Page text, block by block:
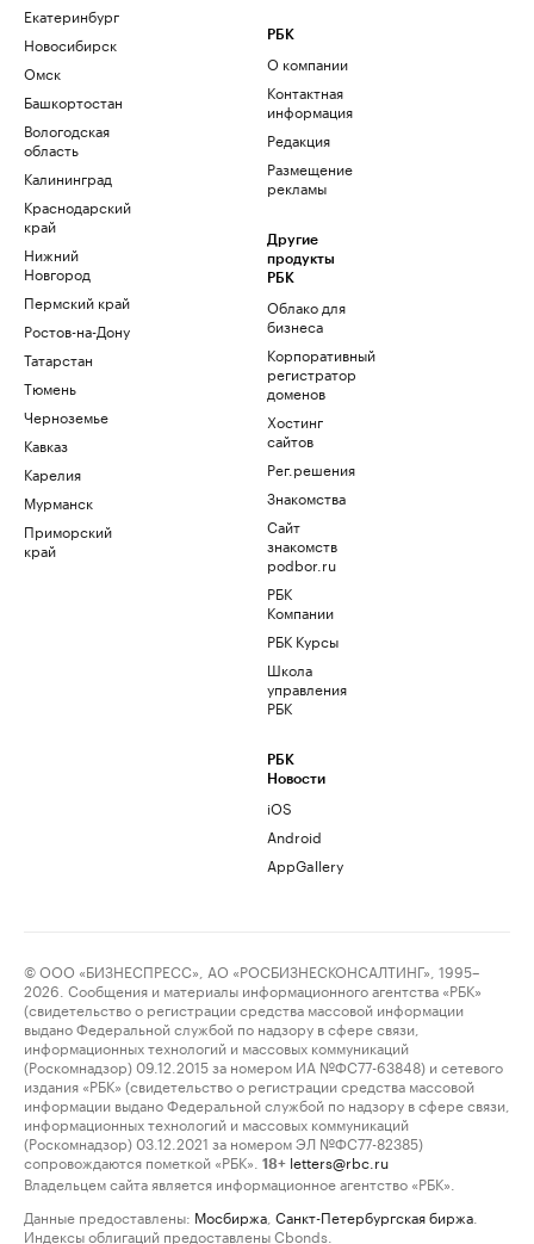
Екатеринбург
Новосибирск
Омск
Башкортостан
Вологодская
область
Калининград
Краснодарский
край
Нижний
Новгород
Пермский край
Ростов-на-Дону
Татарстан
Тюмень
Черноземье
Кавказ
Карелия
Мурманск
Приморский
край
РБК
О компании
Контактная
информация
Редакция
Размещение
рекламы
Другие
продукты
РБК
Облако для
бизнеса
Корпоративный
регистратор
доменов
Хостинг
сайтов
Рег.решения
Знакомства
Сайт
знакомств
podbor.ru
РБК
Компании
РБК Курсы
Школа
управления
РБК
РБК
Новости
iOS
Android
AppGallery
© ООО «БИЗНЕСПРЕСС», АО «РОСБИЗНЕСКОНСАЛТИНГ», 1995–
2026. Сообщения и материалы информационного агентства «РБК»
(свидетельство о регистрации средства массовой информации
выдано Федеральной службой по надзору в сфере связи,
информационных технологий и массовых коммуникаций
(Роскомнадзор) 09.12.2015 за номером ИА №ФС77-63848) и сетевого
издания «РБК» (свидетельство о регистрации средства массовой
информации выдано Федеральной службой по надзору в сфере связи,
информационных технологий и массовых коммуникаций
(Роскомнадзор) 03.12.2021 за номером ЭЛ №ФС77-82385)
сопровождаются пометкой «РБК».
18+ letters@rbc.ru
Владельцем сайта является информационное агентство «РБК».
Данные предоставлены: Мосбиржа Санкт-Петербургская биржа
Индексы облигаций предоставлены Cbonds.